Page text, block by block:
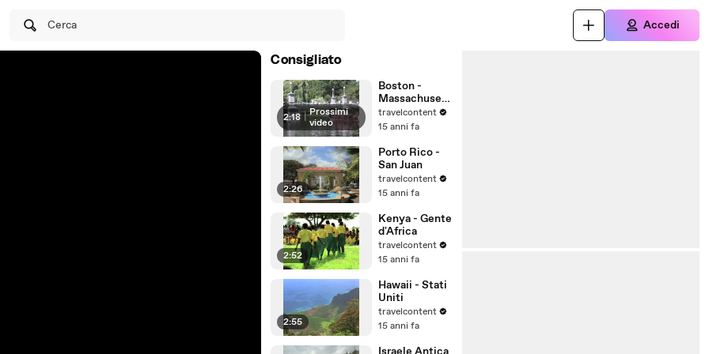
Cerca Accedi
Consigliato
2:18 | Prossimi
video
Boston -
Massachusett
s - Stati Uniti
d'America
travelcontent
15 anni fa
2:26
Porto Rico -
San Juan
travelcontent
15 anni fa
2:52
Kenya - Gente
d'Africa
travelcontent
15 anni fa
2:55
Hawaii - Stati
Uniti
travelcontent
15 anni fa